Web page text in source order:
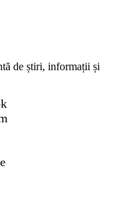
de știri, informații și